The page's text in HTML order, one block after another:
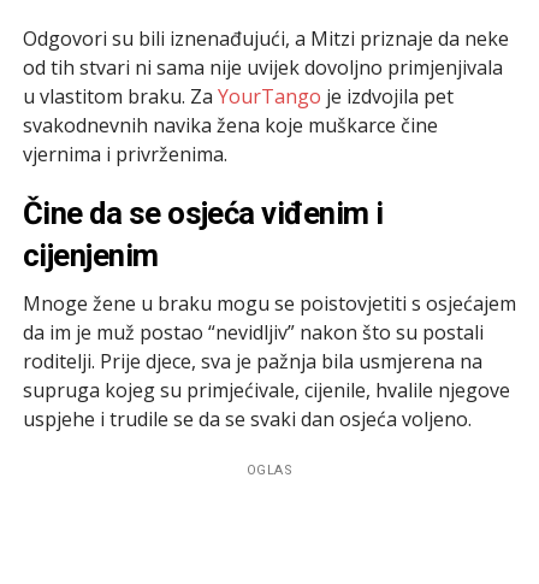
Odgovori su bili iznenađujući, a Mitzi priznaje da neke
od tih stvari ni sama nije uvijek dovoljno primjenjivala
u vlastitom braku. Za YourTango je izdvojila pet
svakodnevnih navika žena koje muškarce čine
vjernima i privrženima.
Čine da se osjeća viđenim i
cijenjenim
Mnoge žene u braku mogu se poistovjetiti s osjećajem
da im je muž postao “nevidljiv” nakon što su postali
roditelji. Prije djece, sva je pažnja bila usmjerena na
supruga kojeg su primjećivale, cijenile, hvalile njegove
uspjehe i trudile se da se svaki dan osjeća voljeno.
OGLAS